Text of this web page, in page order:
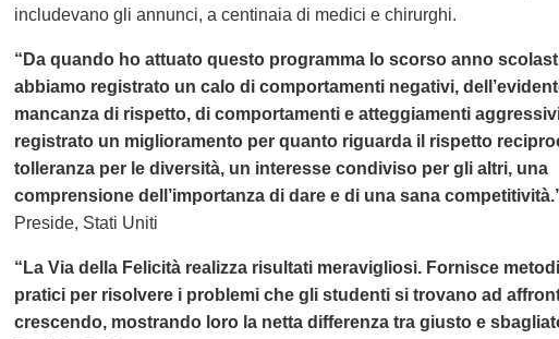
includevano gli annunci, a centinaia di medici e chirurghi.
“Da quando ho attuato questo programma lo scorso anno
abbiamo registrato un calo di comportamenti negativi,
mancanza di rispetto, di comportamenti e atteggiamenti
registrato un miglioramento per quanto riguarda il rispetto
tolleranza per le diversità, un interesse condiviso per gli altri, una
comprensione dell’importanza di dare e di una sana
Preside, Stati Uniti
“La Via della Felicità realizza risultati meravigliosi. Fornisce
pratici per risolvere i problemi che gli studenti si trovano ad
crescendo, mostrando loro la netta differenza tra giusto e